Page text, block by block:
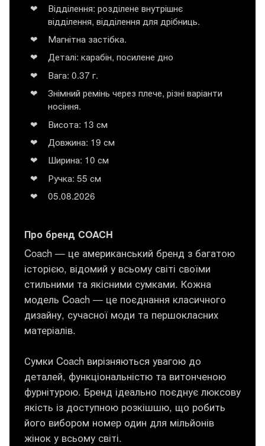
Відділення: розділене внутрішнє
відділення, відділення для дрібниць.
Магнітна застібка.
Деталі: карабін, посилене дно
Вага: 0.37 г.
Знімний ремінь через плече, різні варіанти
носіння.
Висота: 13 см
Довжина: 19 см
Ширина: 10 см
Ручка: 55 см
05.08.2026
Про бренд COACH
Coach — це американський бренд з багатою
історією, відомий у всьому світі своїми
стильними та якісними сумками. Кожна
модель Coach — це поєднання класичного
дизайну, сучасної моди та першокласних
матеріалів.
Сумки Coach вирізняються увагою до
деталей, функціональністю та витонченою
фурнітурою. Бренд ідеально поєднує люксову
якість із доступною розкішшю, що робить
його вибором номер один для мільйонів
жінок у всьому світі.